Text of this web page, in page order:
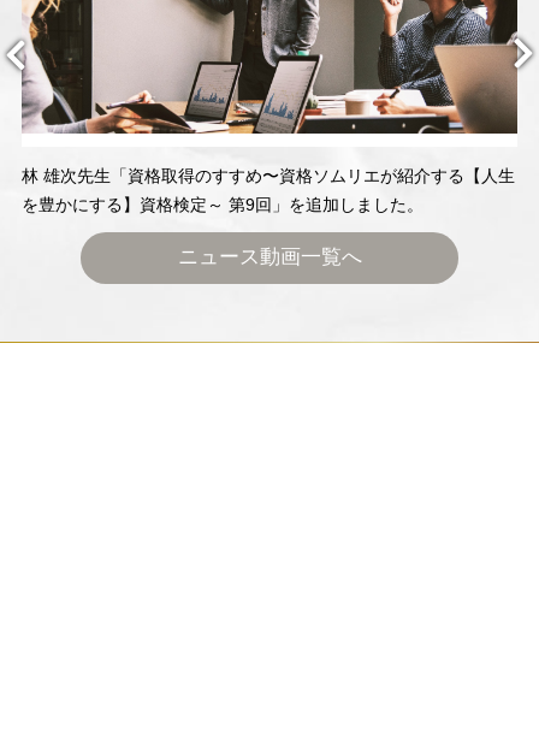
ニュース動画一覧へ
林 雄次先生「資格取得のすすめ〜資格ソムリエが紹介する【人生
を豊かにする】資格検定～ 第9回」を追加しました。